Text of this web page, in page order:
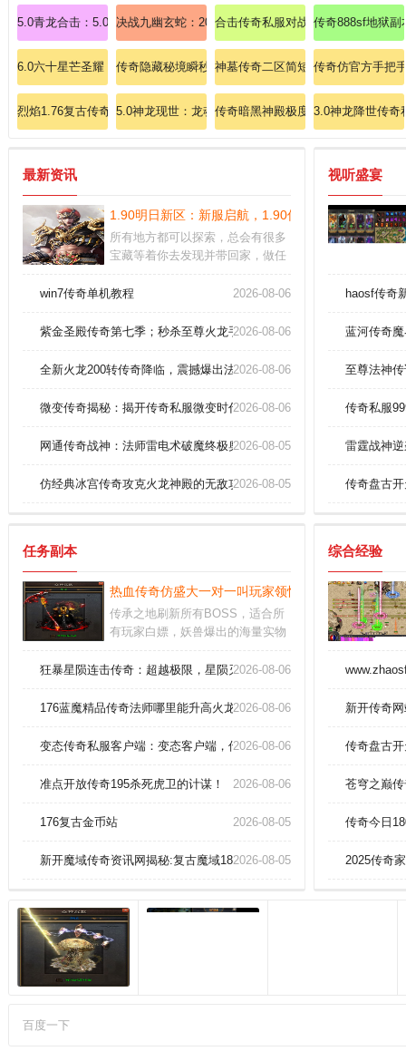
5.0青龙合击：5.0版本青龙私服，全屏特效炸裂视觉盛宴！
决战九幽玄蛇：2024传奇私服至尊魔戒打造全攻略！
合击传奇私服对战技巧:今日新开传
传奇888sf地狱副
6.0六十星芒圣耀：6.0版本的六十星芒圣耀传奇sf，王座争夺战火爆开启
传奇隐藏秘境瞬秒赤月恶魔的无敌秘技
神墓传奇二区简短判辨法师灭天火。
传奇仿官方手把
烈焰1.76复古传奇: 烈焰重燃经典，再续1.76版本私服的终极争霸！
5.0神龙现世：龙魂觉醒，万界臣服，缔造传说新篇章！
传奇暗黑神殿极度狂热追寻法神手镯
3.0神龙降世传奇
最新资讯
1.90明日新区：新服启航，1.90传奇纪元，由你主宰
所有地方都可以探索，总会有很多
宝藏等着你去发现并带回家，做任
能够让玩家去提升自己的等级意外
点：离线挂机也不会封自己的账
升级。
win7传奇单机教程 2026-08-06
紫金圣殿传奇第七季；秒杀至尊火龙手镯(狂啸)
2026-08-06
全新火龙200转传奇降临，震撼爆出法神手镯！
2026-08-06
微变传奇揭秘：揭开传奇私服微变时代的神秘面纱
2026-08-06
网通传奇战神：法师雷电术破魔终极奥义！2026-08-05
仿经典冰宫传奇攻克火龙神殿的无敌攻略！2026-08-05
视听盛宴
haosf传奇
蓝河传奇
至尊法神
传奇私服
雷霆战神
传奇盘古
任务副本
热血传奇仿盛大一对一叫玩家领悟战士英雄瞬息移动
传承之地刷新所有BOSS，适合所
有玩家白嫖，妖兽爆出的海量实物
PK，支持多种战斗模式，掉落宝石
升级和强化提升角色属性和能力，
选择。
狂暴星陨连击传奇：超越极限，星陨灭世，快感炸裂！
2026-08-06
176蓝魔精品传奇法师哪里能升高火龙烈焰。
2026-08-06
变态传奇私服客户端：变态客户端，传奇新征程！
2026-08-06
准点开放传奇195杀死虎卫的计谋！ 2026-08-06
176复古金币站 2026-08-05
新开魔域传奇资讯网揭秘:复古魔域180秒懂异能者幻兽合体！
2026-08-05
综合经验
新开传奇
传奇盘古
苍穹之巅
传奇今日
2025传奇
百度一下